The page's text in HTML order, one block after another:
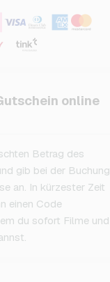
online
Betrag des
gib bei der Buchung
an. In kürzester Zeit
einen Code
du sofort Filme und